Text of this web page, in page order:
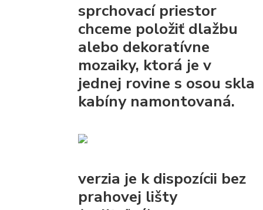
sprchovací priestor
chceme položiť dlažbu
alebo dekoratívne
mozaiky, ktorá je v
jednej rovine s osou skla
kabíny namontovaná.
verzia je k dispozícii bez
prahovej lišty